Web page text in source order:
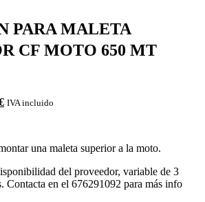
PARA MALETA
CF MOTO 650 MT
El
114,25€.
IVA incluido
una maleta superior a la moto.
del proveedor, variable de 3
Contacta en el 676291092 para más info